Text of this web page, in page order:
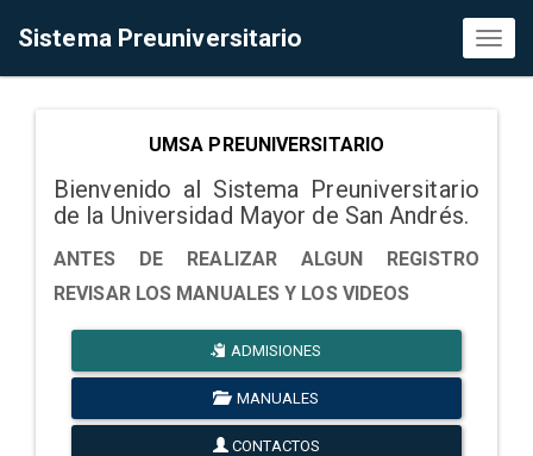
Sistema Preuniversitario
UMSA PREUNIVERSITARIO
Bienvenido al Sistema Preuniversitario
de la Universidad Mayor de San Andrés.
ANTES DE REALIZAR ALGUN REGISTRO
REVISAR LOS MANUALES Y LOS VIDEOS
ADMISIONES
MANUALES
CONTACTOS